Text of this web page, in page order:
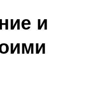
и